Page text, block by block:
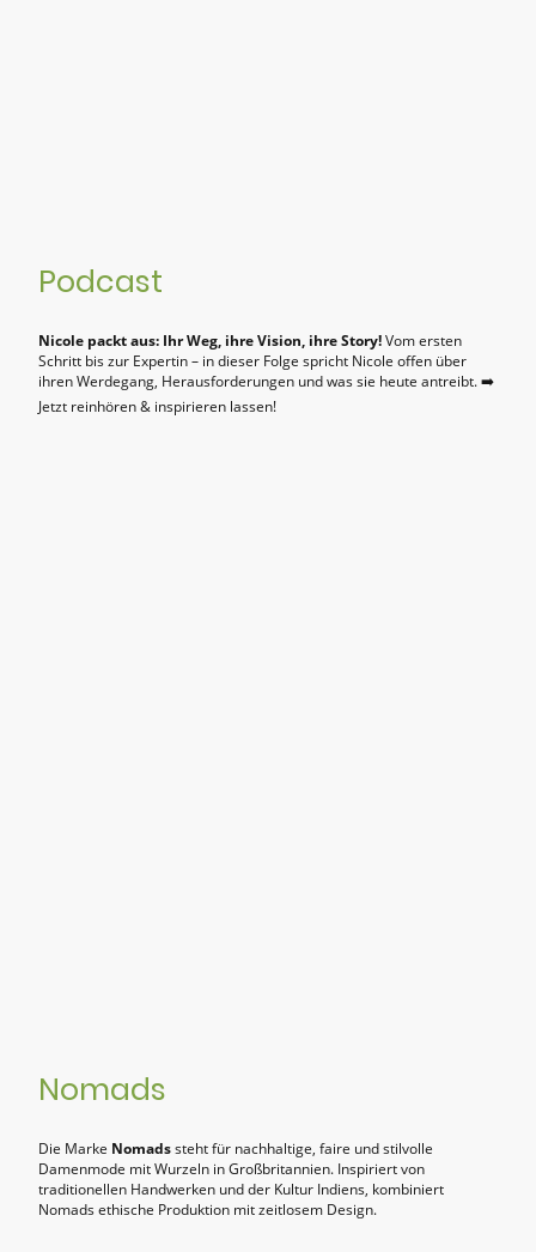
Podcast
Nicole packt aus: Ihr Weg, ihre Vision, ihre Story!Vom ersten
Schritt bis zur Expertin – in dieser Folge spricht Nicole offen über
ihren Werdegang, Herausforderungen und was sie heute antreibt. ➡️
Jetzt reinhören & inspirieren lassen!
Nomads
Die Marke Nomadssteht für nachhaltige, faire und stilvolle
Damenmode mit Wurzeln in Großbritannien. Inspiriert von
traditionellen Handwerken und der Kultur Indiens, kombiniert
Nomads ethische Produktion mit zeitlosem Design.